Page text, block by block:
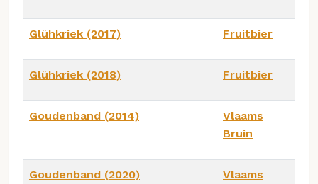
Glühkriek (2017) Fruitbier
Glühkriek (2018) Fruitbier
Goudenband (2014)
Vlaams
Bruin
Goudenband (2020)
Vlaams